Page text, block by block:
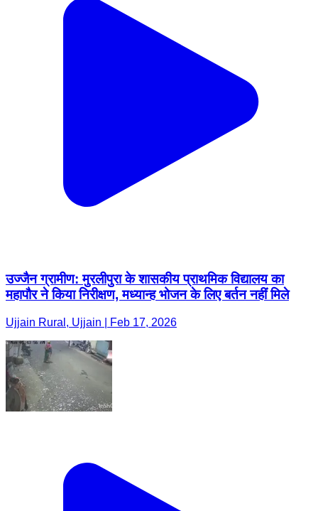
उज्जैन ग्रामीण: मुरलीपुरा के शासकीय प्राथमिक विद्यालय का
महापौर ने किया निरीक्षण, मध्यान्ह भोजन के लिए बर्तन नहीं मिले
Ujjain Rural, Ujjain | Feb 17, 2026